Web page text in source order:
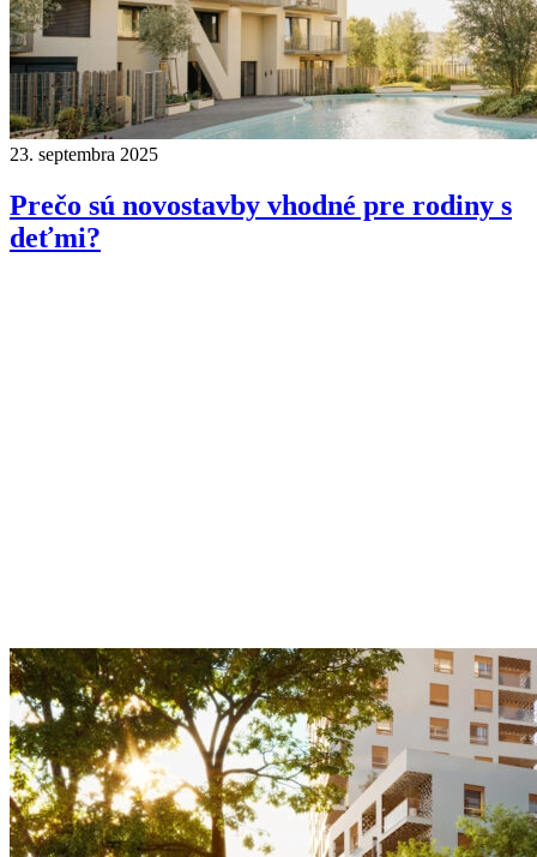
23. septembra 2025
Prečo sú novostavby vhodné pre rodiny s
deťmi?